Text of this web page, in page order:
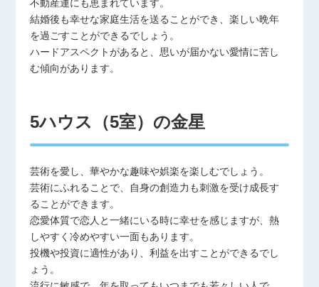
不動産運にも恵まれています。
結婚後も幸せな家庭生活を送ることができ、楽しい晩年
を過ごすことができるでしょう。
ハードアスペクトがあると、思いが届かない愛情に苦し
む傾向があります。
5ハウス（5室）の金星
芸術を愛し、華やかな趣味や娯楽を楽しむでしょう。
芸術にふれることで、自身の創造力も刺激を受け成長す
ることができます。
恋愛体質で恋人と一緒にいる時に幸せを感じますが、熱
しやすく冷めやすい一面もあります。
投機や投資に適性があり、利益を出すことができるでし
ょう。